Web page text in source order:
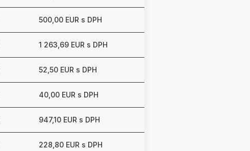
500,00 EUR s DPH
1 263,69 EUR s DPH
52,50 EUR s DPH
40,00 EUR s DPH
947,10 EUR s DPH
228,80 EUR s DPH